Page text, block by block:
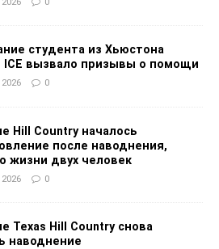
студента из Хьюстона
ICE вызвало призывы о помощи
0
Hill Country началось
после наводнения,
жизни двух человек
0
Texas Hill Country снова
наводнение